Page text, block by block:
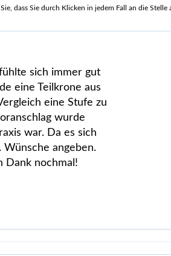
dass Sie durch Klicken in jedem Fall an die Stelle
sich immer gut
eine Teilkrone aus
eine Stufe zu
wurde
war. Da es sich
angeben.
Dank nochmal!